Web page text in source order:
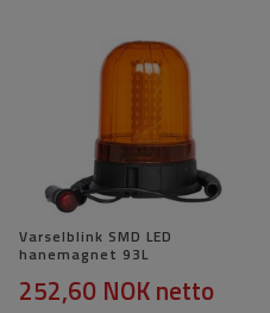
Varselblink SMD LED
hanemagnet 93L
252,60 NOKnetto